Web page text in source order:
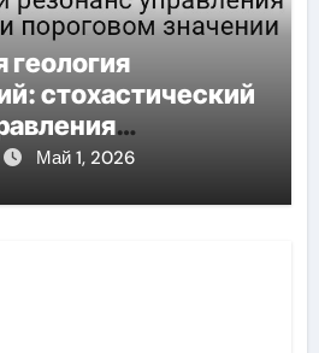
геология
стохастический
пороговом
Май 1, 2026